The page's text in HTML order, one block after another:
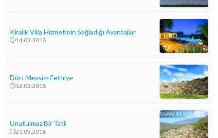
Kiralık Villa Hizmetinin Sağladığı Avantajlar
14.03.2018
Dört Mevsim Fethiye
16.03.2018
Unutulmaz Bir Tatil
21.03.2018